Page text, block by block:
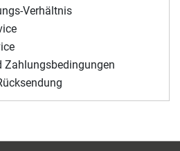
Verhältnis
Zahlungsbedingungen